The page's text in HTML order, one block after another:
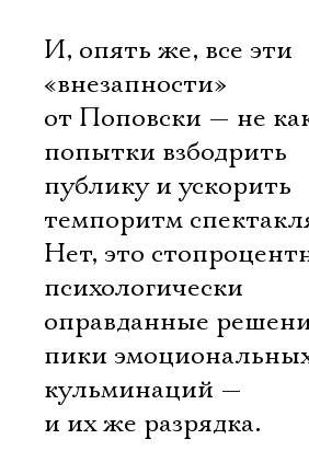
И, опять же, все эти
«внезапности»
от Поповски — не
попытки взбодрить
публику и ускорить
темпоритм
Нет, это
психологически
оправданные
пики
кульминаций —
и их же разрядка.